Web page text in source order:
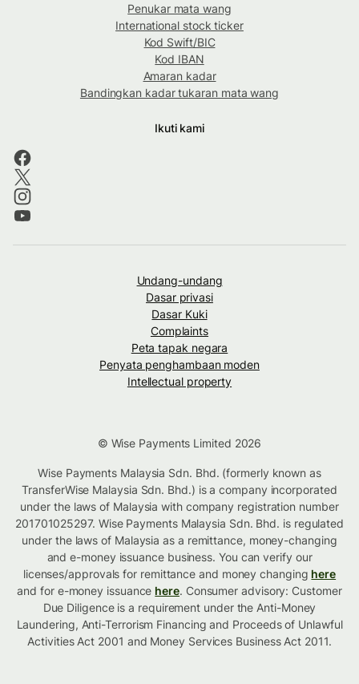
Penukar mata wang
International stock ticker
Kod Swift/BIC
Kod IBAN
Amaran kadar
Bandingkan kadar tukaran mata wang
Ikuti kami
Undang-undang
Dasar privasi
Dasar Kuki
Complaints
Peta tapak negara
Penyata penghambaan moden
Intellectual property
© Wise Payments Limited 2026
Wise Payments Malaysia Sdn. Bhd. (formerly known as
TransferWise Malaysia Sdn. Bhd.) is a company incorporated
under the laws of Malaysia with company registration number
201701025297. Wise Payments Malaysia Sdn. Bhd. is regulated
under the laws of Malaysia as a remittance, money-changing
and e-money issuance business. You can verify our
licenses/approvals for remittance and money changing here
and for e-money issuance here. Consumer advisory: Customer
Due Diligence is a requirement under the Anti-Money
Laundering, Anti-Terrorism Financing and Proceeds of Unlawful
Activities Act 2001 and Money Services Business Act 2011.